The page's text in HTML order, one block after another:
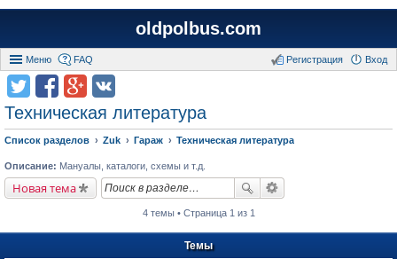
oldpolbus.com
Меню FAQ Вход
Регистрация
Техническая литература
Список разделов Zuk Гараж Техническая литература
Описание: Мануалы, каталоги, схемы и т.д.
Новая тема
4 темы • Страница 1 из 1
Темы